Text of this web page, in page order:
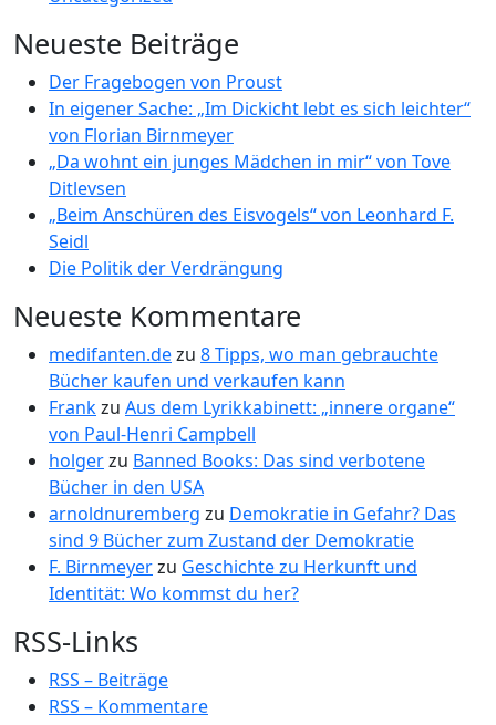
Neueste Beiträge
Der Fragebogen von Proust
In eigener Sache: „Im Dickicht lebt es sich leichter“
von Florian Birnmeyer
„Da wohnt ein junges Mädchen in mir“ von Tove
Ditlevsen
„Beim Anschüren des Eisvogels“ von Leonhard F.
Seidl
Die Politik der Verdrängung
Neueste Kommentare
medifanten.dezu 8 Tipps, wo man gebrauchte
Bücher kaufen und verkaufen kann
Frankzu Aus dem Lyrikkabinett: „innere organe“
von Paul-Henri Campbell
holgerzu Banned Books: Das sind verbotene
Bücher in den USA
arnoldnuremberg zu Demokratie in Gefahr? Das
sind 9 Bücher zum Zustand der Demokratie
F. Birnmeyerzu Geschichte zu Herkunft und
Identität: Wo kommst du her?
RSS-Links
RSS – Beiträge
RSS – Kommentare